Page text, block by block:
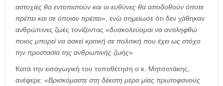
αστοχίες θα εντοπιστούν και οι ευθύνες θα αποδοθούν όποτε
πρέπει και σε όποιον πρέπει», ενώ σημείωσε ότι δεν χάθηκαν
ανθρώπινες ζωές τονίζοντας «δυσκολεύομαι να αντιληφθώ
ποιος μπορεί να ασκεί κριτική σε πολιτική που έχει ως στόχο
την προστασία της ανθρωπινής ζωής»
Κατά την εισαγωγική του τοποθέτηση ο κ. Μητσοτάκης,
ανέφερε: «Βρισκόμαστε στη δέκατη μέρα μίας πρωτοφανούς